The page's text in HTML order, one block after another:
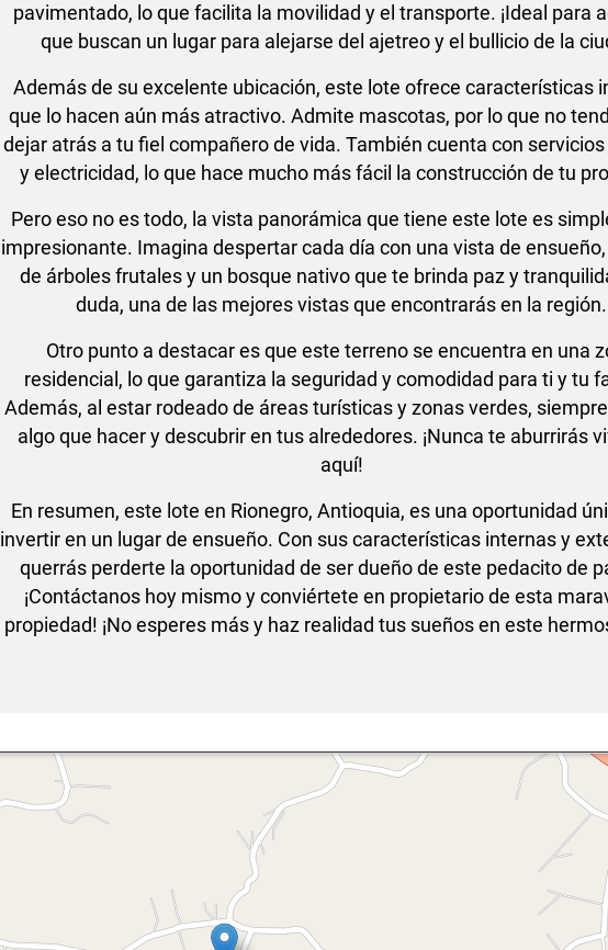
pavimentado, lo que facilita la movilidad y el transporte. ¡Ideal para
que buscan un lugar para alejarse del ajetreo y el bullicio de la
Además de su excelente ubicación, este lote ofrece características
que lo hacen aún más atractivo. Admite mascotas, por lo que no
dejar atrás a tu fiel compañero de vida. También cuenta con servicios
y electricidad, lo que hace mucho más fácil la construcción de tu
Pero eso no es todo, la vista panorámica que tiene este lote es
impresionante. Imagina despertar cada día con una vista de
de árboles frutales y un bosque nativo que te brinda paz y
duda, una de las mejores vistas que encontrarás en la región.
Otro punto a destacar es que este terreno se encuentra en una
residencial, lo que garantiza la seguridad y comodidad para ti y tu
Además, al estar rodeado de áreas turísticas y zonas verdes,
algo que hacer y descubrir en tus alrededores. ¡Nunca te aburrirás
aquí!
En resumen, este lote en Rionegro, Antioquia, es una oportunidad
invertir en un lugar de ensueño. Con sus características internas y
querrás perderte la oportunidad de ser dueño de este pedacito de
¡Contáctanos hoy mismo y conviértete en propietario de esta
propiedad! ¡No esperes más y haz realidad tus sueños en este